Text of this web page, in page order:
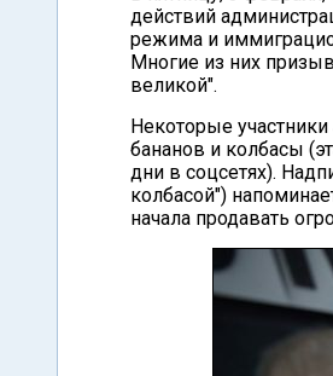
действий
режима и
Многие из них
великой".
Некоторые
бананов и колбасы
дни в соцсетях).
колбасой")
начала продавать